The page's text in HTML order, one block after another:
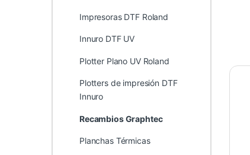
Impresoras DTF Roland
Innuro DTF UV
Plotter Plano UV Roland
Plotters de impresión DTF
Innuro
Recambios Graphtec
Planchas Térmicas